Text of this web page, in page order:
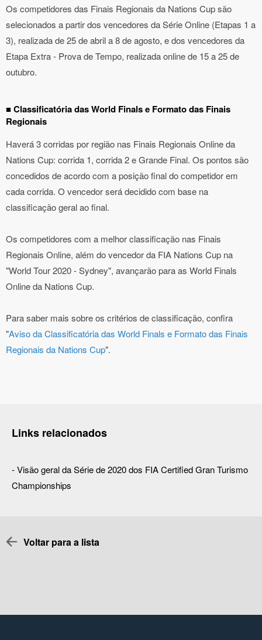
Os competidores das Finais Regionais da Nations Cup são
selecionados a partir dos vencedores da Série Online (Etapas 1 a
3), realizada de 25 de abril a 8 de agosto, e dos vencedores da
Etapa Extra - Prova de Tempo, realizada online de 15 a 25 de
outubro.
■ Classificatória das World Finals e Formato das Finais
Regionais
Haverá 3 corridas por região nas Finais Regionais Online da
Nations Cup: corrida 1, corrida 2 e Grande Final. Os pontos são
concedidos de acordo com a posição final do competidor em
cada corrida. O vencedor será decidido com base na
classificação geral ao final.
Os competidores com a melhor classificação nas Finais
Regionais Online, além do vencedor da FIA Nations Cup na
"World Tour 2020 - Sydney", avançarão para as World Finals
Online da Nations Cup.
Para saber mais sobre os critérios de classificação, confira
"Aviso da Classificatória das World Finals e Formato das Finais
Regionais da Nations Cup".
Links relacionados
-Visão geral da Série de 2020 dos FIA Certified Gran Turismo
Championships
Voltar para a lista